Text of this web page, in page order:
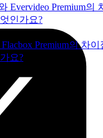
Evervideo Premium의
인가요?
Premium의 차이
요?